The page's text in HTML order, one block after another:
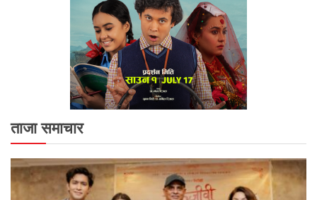
ताजा समाचार